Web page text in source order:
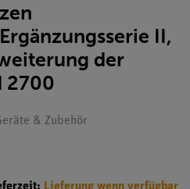
II,
der
2700
& Zubehör
Lieferung wenn verfügbar